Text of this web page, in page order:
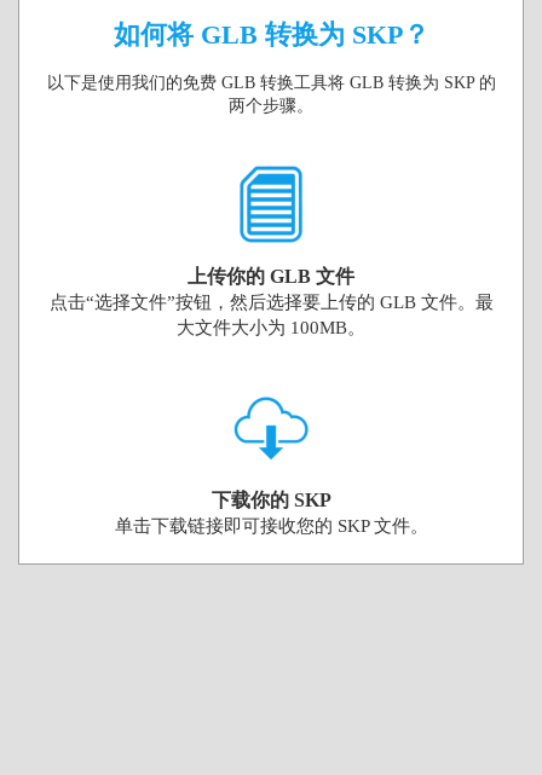
如何将 GLB 转换为 SKP？
以下是使用我们的免费 GLB 转换工具将 GLB 转换为 SKP 的
两个步骤。
上传你的 GLB 文件
点击“选择文件”按钮，然后选择要上传的 GLB 文件。最
大文件大小为 100MB。
下载你的 SKP
单击下载链接即可接收您的 SKP 文件。